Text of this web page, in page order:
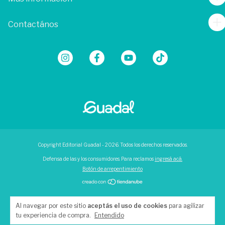
Al navegar por este sitio aceptás el uso de cookies para agilizar
tu experiencia de compra.
Entendido
Contactános
Copyright Editorial Guadal - 2026. Todos los derechos reservados.
Defensa de las y los consumidores. Para reclamos ingresá acá.
Botón de arrepentimiento